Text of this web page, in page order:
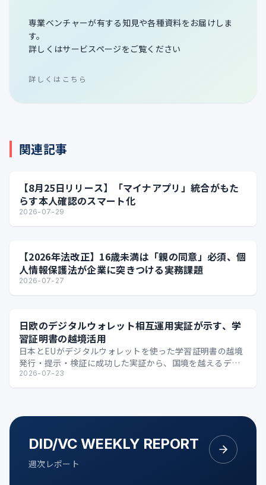
専業ベンチャーが有する知見や各種資料をお届けしま
す。
詳しくはサービスページをご覧ください
詳しくはこちら
関連記事
【8月25日リリース】「マイナアプリ」統合がもた
らす本人確認のスマート化
2026-07-29
【2026年法改正】16歳未満は「親の同意」必須、個
人情報保護法が企業に突きつける実務課題
2026-07-27
日欧のデジタルウォレット相互運用実証が示す、学
習証明書の越境活用
日本とEUがデジタルウォレットを使った学習証明書の越境
発行・提示・検証に成功した実証から、国境を越えるデジ
タル証明の可能性を整理します。
2026-07-23
DID/VC WEEKLY REPORT
週次レポート